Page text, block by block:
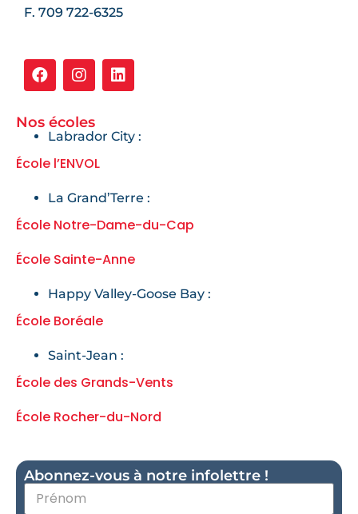
F. 709 722-6325
Nos écoles
Labrador City :
École l’ENVOL
La Grand’Terre :
École Notre-Dame-du-Cap
École Sainte-Anne
Happy Valley-Goose Bay :
École Boréale
Saint-Jean :
École des Grands-Vents
École Rocher-du-Nord
Abonnez-vous à notre infolettre !